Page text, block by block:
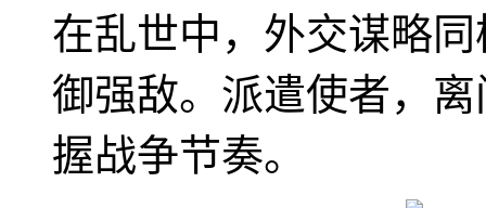
在乱世中，外交谋略
御强敌。派遣使者，
握战争节奏。